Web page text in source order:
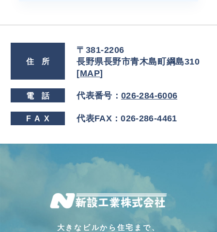
住 所
〒381-2206
長野県長野市青木島町綱島310
[MAP]
電話 代表番号：026-284-6006
FAX 代表FAX：026-286-4461
大きなビルから住宅まで、